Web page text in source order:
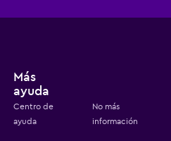
Más
ayuda
Centro de
ayuda
No más
información